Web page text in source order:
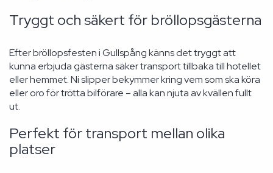
Tryggt och säkert för bröllopsgästerna
Efter bröllopsfesten i Gullspång känns det tryggt att
kunna erbjuda gästerna säker transport tillbaka till hotellet
eller hemmet. Ni slipper bekymmer kring vem som ska köra
eller oro för trötta bilförare – alla kan njuta av kvällen fullt
ut.
Perfekt för transport mellan olika
platser